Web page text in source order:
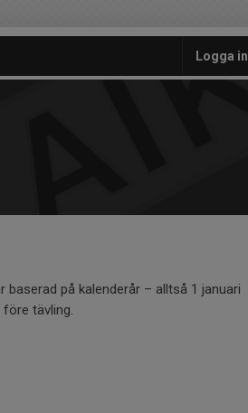
Logga in
på kalenderår – alltså 1 januari
tävling.